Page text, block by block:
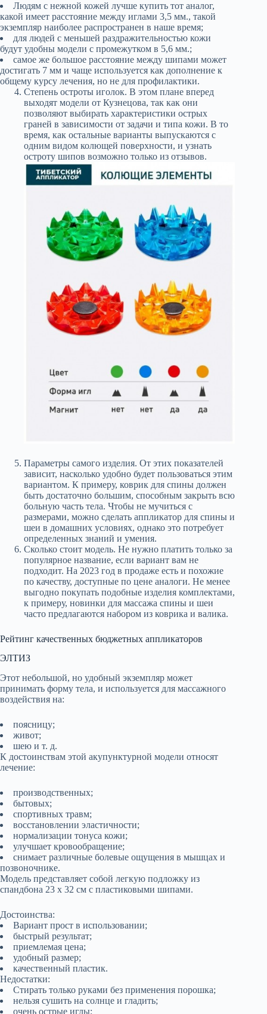
Людям с нежной кожей лучше купить тот аналог,
какой имеет расстояние между иглами 3,5 мм., такой
экземпляр наиболее распространен в наше время;
для людей с меньшей раздражительностью кожи
будут удобны модели с промежутком в 5,6 мм.;
самое же большое расстояние между шипами может
достигать 7 мм и чаще используется как дополнение к
общему курсу лечения, но не для профилактики.
Степень остроты иголок. В этом плане вперед
выходят модели от Кузнецова, так как они
позволяют выбирать характеристики острых
граней в зависимости от задачи и типа кожи. В то
время, как остальные варианты выпускаются с
одним видом колющей поверхности, и узнать
остроту шипов возможно только из отзывов.
Параметры самого изделия. От этих показателей
зависит, насколько удобно будет пользоваться этим
вариантом. К примеру, коврик для спины должен
быть достаточно большим, способным закрыть всю
больную часть тела. Чтобы не мучиться с
размерами, можно сделать аппликатор для спины и
шеи в домашних условиях, однако это потребует
определенных знаний и умения.
Сколько стоит модель. Не нужно платить только за
популярное название, если вариант вам не
подходит. На 2023 год в продаже есть и похожие
по качеству, доступные по цене аналоги. Не менее
выгодно покупать подобные изделия комплектами,
к примеру, новинки для массажа спины и шеи
часто предлагаются набором из коврика и валика.
Рейтинг качественных бюджетных аппликаторов
ЭЛТИЗ
Этот небольшой, но удобный экземпляр может
принимать форму тела, и используется для массажного
воздействия на:
поясницу;
живот;
шею и т. д.
К достоинствам этой акупунктурной модели относят
лечение:
производственных;
бытовых;
спортивных травм;
восстановлении эластичности;
нормализации тонуса кожи;
улучшает кровообращение;
снимает различные болевые ощущения в мышцах и
позвоночнике.
Модель представляет собой легкую подложку из
спандбона 23 х 32 см с пластиковыми шипами.
Достоинства:
Вариант прост в использовании;
быстрый результат;
приемлемая цена;
удобный размер;
качественный пластик.
Недостатки:
Стирать только руками без применения порошка;
нельзя сушить на солнце и гладить;
очень острые иглы;